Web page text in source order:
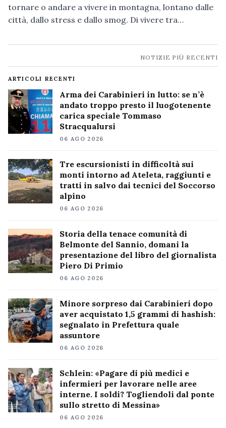
tornare o andare a vivere in montagna, lontano dalle
città, dallo stress e dallo smog. Di vivere tra…
notizie
NOTIZIE PIÙ RECENTI
ARTICOLI RECENTI
Arma dei Carabinieri in lutto: se n’è
andato troppo presto il luogotenente
carica speciale Tommaso
Stracqualursi
06 AGO 2026
Tre escursionisti in difficoltà sui
monti intorno ad Ateleta, raggiunti e
tratti in salvo dai tecnici del Soccorso
alpino
06 AGO 2026
Storia della tenace comunità di
Belmonte del Sannio, domani la
presentazione del libro del giornalista
Piero Di Primio
06 AGO 2026
Minore sorpreso dai Carabinieri dopo
aver acquistato 1,5 grammi di hashish:
segnalato in Prefettura quale
assuntore
06 AGO 2026
Schlein: «Pagare di più medici e
infermieri per lavorare nelle aree
interne. I soldi? Togliendoli dal ponte
sullo stretto di Messina»
06 AGO 2026